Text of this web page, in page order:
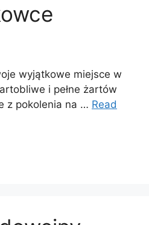
wyjątkowe miejsce w
i pełne żartów
z pokolenia na … Read